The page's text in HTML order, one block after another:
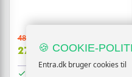
482,-
279,- Vis
🍪 COOKIE-
Entra.dk bruger cookies til